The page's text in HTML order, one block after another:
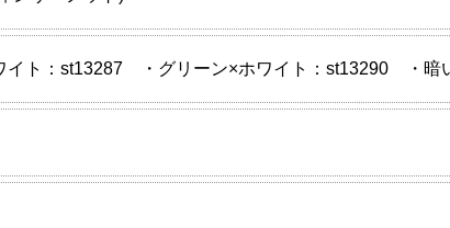
イト：st13287 ・グリーン×ホワイト：st13290 ・